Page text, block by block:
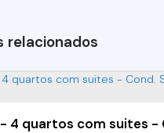
relacionados